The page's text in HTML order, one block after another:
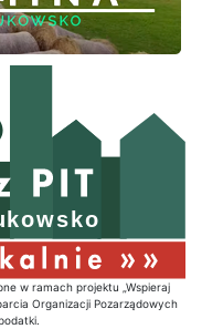
w ramach projektu „Wspieraj
Organizacji Pozarządowych